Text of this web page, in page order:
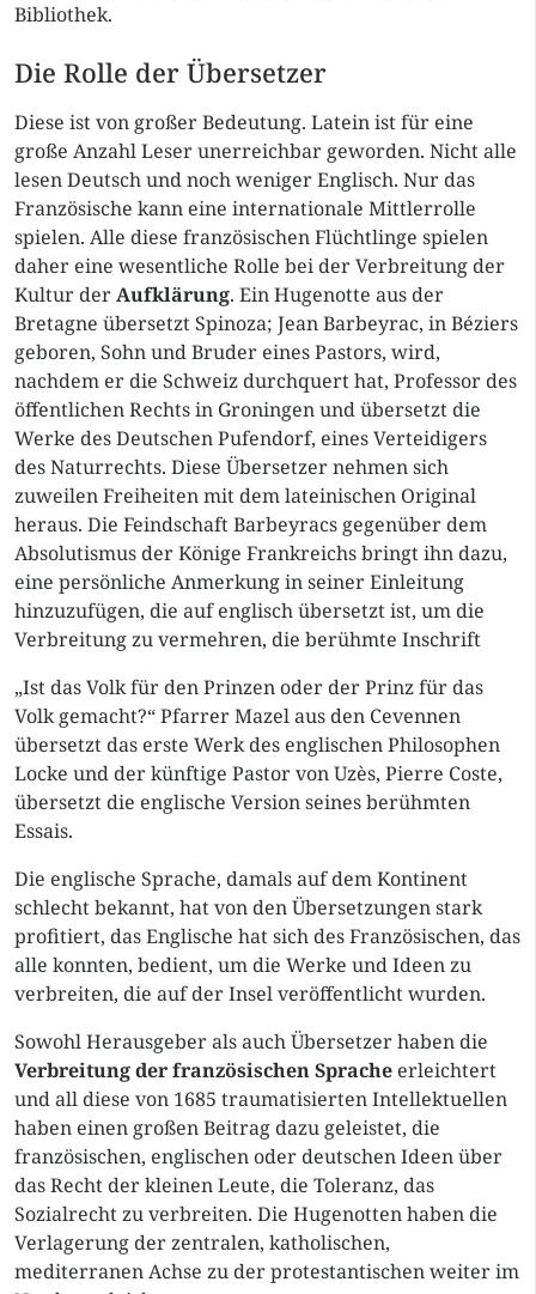
Bibliothek.
Die Rolle der Übersetzer
Diese ist von großer Bedeutung. Latein ist für eine
große Anzahl Leser unerreichbar geworden. Nicht alle
lesen Deutsch und noch weniger Englisch. Nur das
Französische kann eine internationale Mittlerrolle
spielen. Alle diese französischen Flüchtlinge spielen
daher eine wesentliche Rolle bei der Verbreitung der
Kultur derAufklärung. Ein Hugenotte aus der
Bretagne übersetzt Spinoza; Jean Barbeyrac, in Béziers
geboren, Sohn und Bruder eines Pastors, wird,
nachdem er die Schweiz durchquert hat, Professor des
öffentlichen Rechts in Groningen und übersetzt die
Werke des Deutschen Pufendorf, eines Verteidigers
des Naturrechts. Diese Übersetzer nehmen sich
zuweilen Freiheiten mit dem lateinischen Original
heraus. Die Feindschaft Barbeyracs gegenüber dem
Absolutismus der Könige Frankreichs bringt ihn dazu,
eine persönliche Anmerkung in seiner Einleitung
hinzuzufügen, die auf englisch übersetzt ist, um die
Verbreitung zu vermehren, die berühmte Inschrift
„Ist das Volk für den Prinzen oder der Prinz für das
Volk gemacht?“ Pfarrer Mazel aus den Cevennen
übersetzt das erste Werk des englischen Philosophen
Locke und der künftige Pastor von Uzès, Pierre Coste,
übersetzt die englische Version seines berühmten
Essais.
Die englische Sprache, damals auf dem Kontinent
schlecht bekannt, hat von den Übersetzungen stark
profitiert, das Englische hat sich des Französischen, das
alle konnten, bedient, um die Werke und Ideen zu
verbreiten, die auf der Insel veröffentlicht wurden.
Sowohl Herausgeber als auch Übersetzer haben die
Verbreitung der französischen Sprache erleichtert
und all diese von 1685 traumatisierten Intellektuellen
haben einen großen Beitrag dazu geleistet, die
französischen, englischen oder deutschen Ideen über
das Recht der kleinen Leute, die Toleranz, das
Sozialrecht zu verbreiten. Die Hugenotten haben die
Verlagerung der zentralen, katholischen,
mediterranen Achse zu der protestantischen weiter im